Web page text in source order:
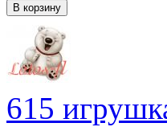
615